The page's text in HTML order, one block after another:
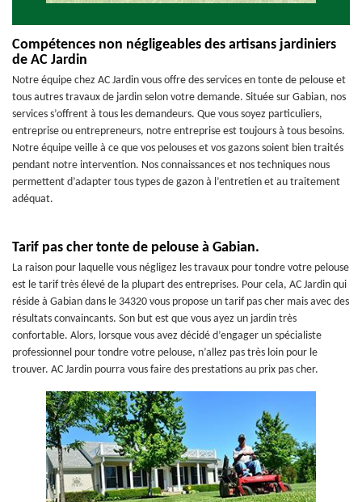
Compétences non négligeables des artisans jardiniers
de AC Jardin
Notre équipe chez AC Jardin vous offre des services en tonte de pelouse et
tous autres travaux de jardin selon votre demande. Située sur Gabian, nos
services s’offrent à tous les demandeurs. Que vous soyez particuliers,
entreprise ou entrepreneurs, notre entreprise est toujours à tous besoins.
Notre équipe veille à ce que vos pelouses et vos gazons soient bien traités
pendant notre intervention. Nos connaissances et nos techniques nous
permettent d’adapter tous types de gazon à l’entretien et au traitement
adéquat.
Tarif pas cher tonte de pelouse à Gabian.
La raison pour laquelle vous négligez les travaux pour tondre votre pelouse
est le tarif très élevé de la plupart des entreprises. Pour cela, AC Jardin qui
réside à Gabian dans le 34320 vous propose un tarif pas cher mais avec des
résultats convaincants. Son but est que vous ayez un jardin très
confortable. Alors, lorsque vous avez décidé d’engager un spécialiste
professionnel pour tondre votre pelouse, n’allez pas très loin pour le
trouver. AC Jardin pourra vous faire des prestations au prix pas cher.